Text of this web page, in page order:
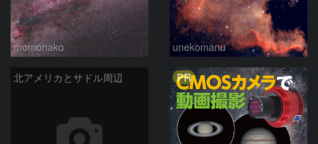
momonako unekomanu
北アメリカとサドル周辺 PR